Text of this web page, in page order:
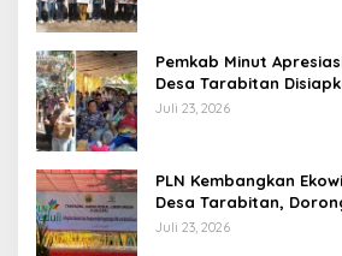
Pemkab Minut
Desa Tarabitan
Percontohan
Juli 23, 2026
PLN Kembangkan
Desa Tarabitan,
Berkelanjutan di
Juli 23, 2026